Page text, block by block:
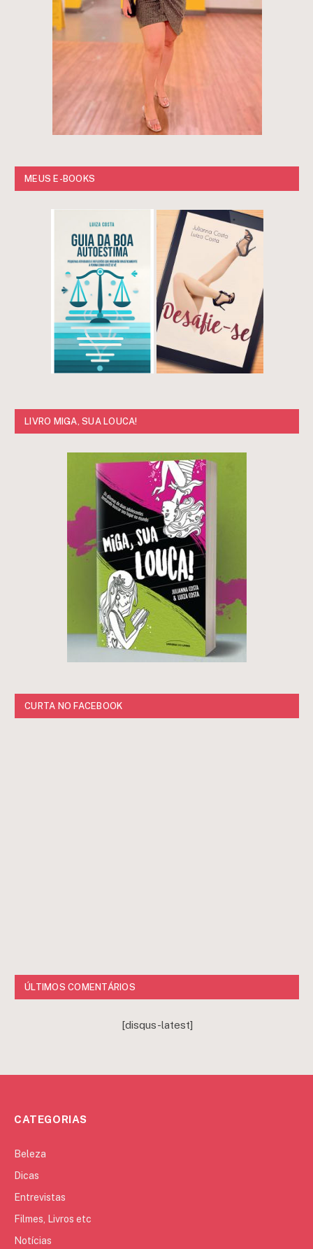
MEUS E-BOOKS
LIVRO MIGA, SUA LOUCA!
CURTA NO FACEBOOK
ÚLTIMOS COMENTÁRIOS
[disqus-latest]
CATEGORIAS
Beleza
Dicas
Entrevistas
Filmes, Livros etc
Notícias